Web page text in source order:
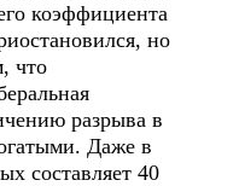
коэффициента
но
что
разрыва в
Даже в
составляет 40